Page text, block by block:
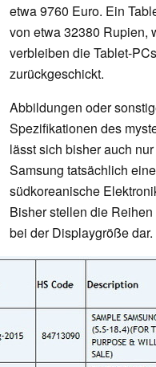
etwa 9760 Euro. Ein
von etwa 32380 Rupien,
verbleiben die Tablet-
zurückgeschickt.
Abbildungen oder
Spezifikationen des
lässt sich bisher auch
Samsung tatsächlich
südkoreanische
Bisher stellen die Reihen
bei der Displaygröße dar.